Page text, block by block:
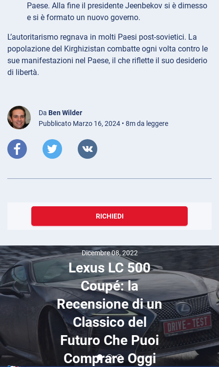
Paese. Alla fine il presidente Jeenbekov si è dimesso
e si è formato un nuovo governo.
L’autoritarismo regnava in molti Paesi post-sovietici. La
popolazione del Kirghizistan combatte ogni volta contro le
sue manifestazioni nel Paese, il che riflette il suo desiderio
di libertà.
Da Ben Wilder
Pubblicato Marzo 16, 2024 • 8m da leggere
RICHIEDI
Dicembre 08, 2022
Lexus LC 500
Coupé: la
Recensione di un
Classico del
Futuro Che Puoi
Comprare Oggi